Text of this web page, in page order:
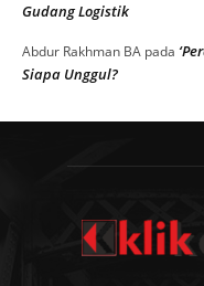
Gudang Logistik
Abdur Rakhman BA pada
Siapa Unggul?